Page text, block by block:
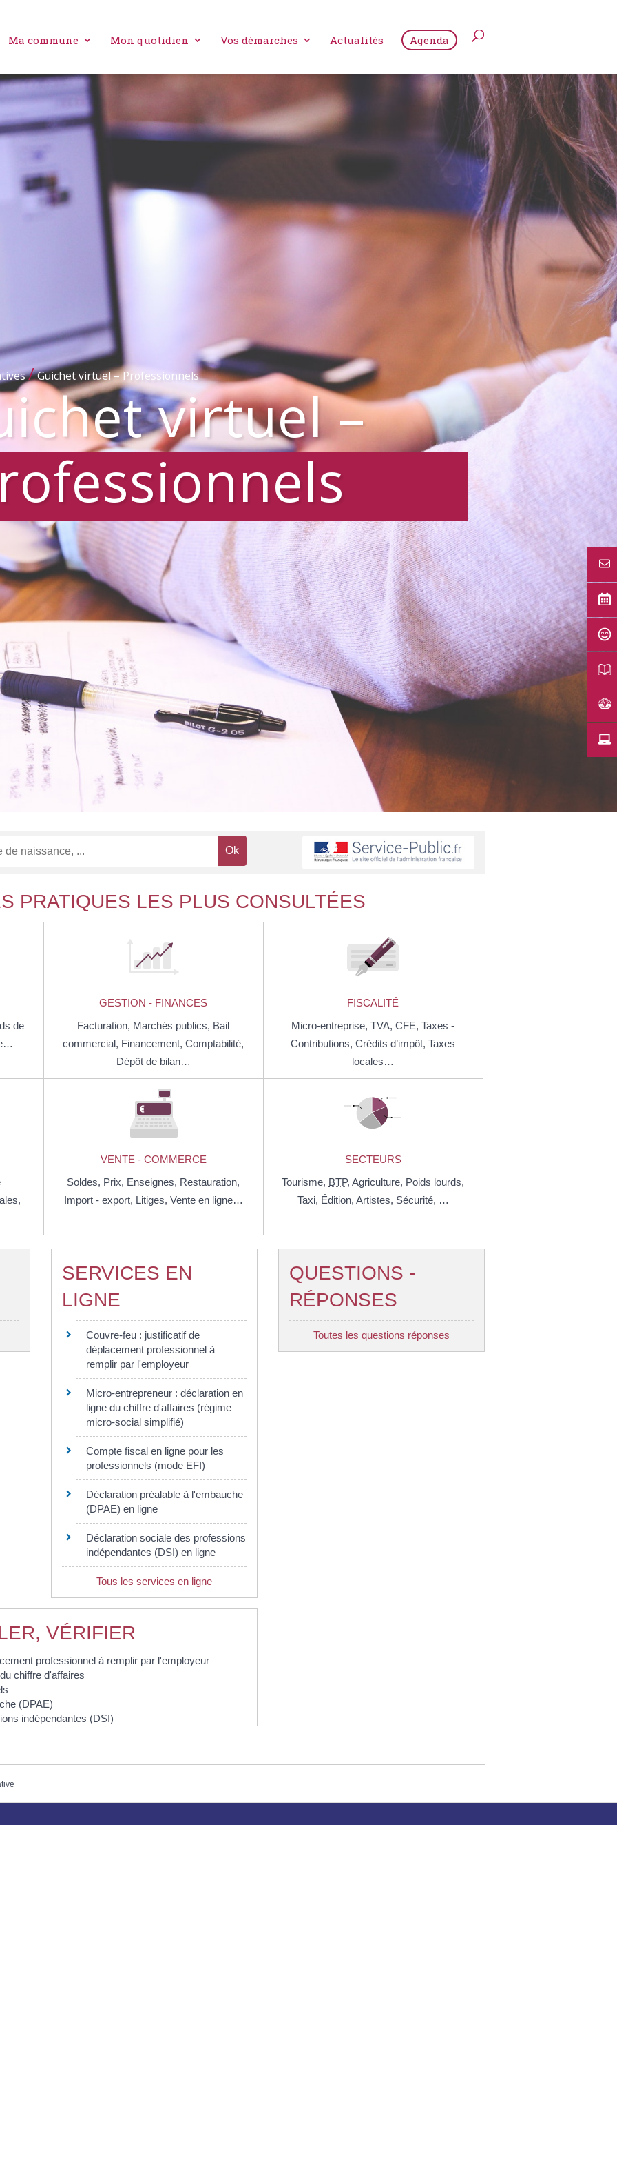
Ma commune Mon quotidien Vos démarches Actualités Agenda
/Guichet virtuel – Professionnels
virtuel –
PRATIQUES LES PLUS CONSULTÉES
de
GESTION - FINANCES
Facturation, Marchés publics, Bail
commercial, Financement,Comptabilité,
Dépôt de bilan…
FISCALITÉ
Micro-entreprise,TVA,CFE,Taxes -
Contributions,Crédits d’impôt,Taxes
locales…
VENTE - COMMERCE
Soldes, Prix, Enseignes, Restauration,
Import - export, Litiges, Vente en ligne…
SECTEURS
Tourisme, BTP,Agriculture, Poids lourds,
Taxi, Édition, Artistes, Sécurité, …
SERVICES EN
LIGNE
Couvre-feu : justificatif de
déplacement professionnel à
remplir par l'employeur
Micro-entrepreneur : déclaration en
ligne du chiffre d'affaires (régime
micro-social simplifié)
Compte fiscal en ligne pour les
professionnels (mode EFI)
Déclaration préalable à l'embauche
(DPAE) en ligne
Déclaration sociale des professions
indépendantes (DSI) en ligne
Tous les services en ligne
QUESTIONS -
RÉPONSES
Toutes les questions réponses
VÉRIFIER
professionnel à remplir par l'employeur
chiffre d'affaires
(DPAE)
indépendantes (DSI)